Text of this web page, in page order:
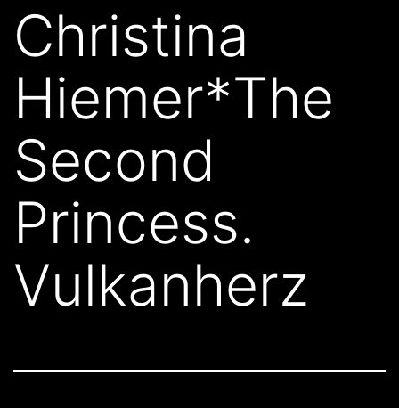
Christina
Hiemer*The
Second
Princess.
Vulkanherz